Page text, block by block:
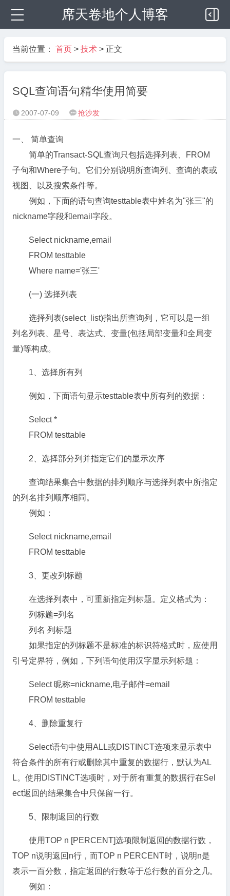
席天卷地个人博客
当前位置： 首页 > 技术 > 正文
SQL查询语句精华使用简要
 2007-07-09  抢沙发
一、 简单查询
简单的Transact-SQL查询只包括选择列表、FROM
子句和Where子句。它们分别说明所查询列、查询的表或
视图、以及搜索条件等。
例如，下面的语句查询testtable表中姓名为"张三"的
nickname字段和email字段。
Select nickname,email
FROM testtable
Where name='张三'
(一) 选择列表
选择列表(select_list)指出所查询列，它可以是一组
列名列表、星号、表达式、变量(包括局部变量和全局变
量)等构成。
1、选择所有列
例如，下面语句显示testtable表中所有列的数据：
Select *
FROM testtable
2、选择部分列并指定它们的显示次序
查询结果集合中数据的排列顺序与选择列表中所指定
的列名排列顺序相同。
例如：
Select nickname,email
FROM testtable
3、更改列标题
在选择列表中，可重新指定列标题。定义格式为：
列标题=列名
列名 列标题
如果指定的列标题不是标准的标识符格式时，应使用
引号定界符，例如，下列语句使用汉字显示列标题：
Select 昵称=nickname,电子邮件=email
FROM testtable
4、删除重复行
Select语句中使用ALL或DISTINCT选项来显示表中
符合条件的所有行或删除其中重复的数据行，默认为AL
L。使用DISTINCT选项时，对于所有重复的数据行在Sel
ect返回的结果集合中只保留一行。
5、限制返回的行数
使用TOP n [PERCENT]选项限制返回的数据行数，
TOP n说明返回n行，而TOP n PERCENT时，说明n是
表示一百分数，指定返回的行数等于总行数的百分之几。
例如：